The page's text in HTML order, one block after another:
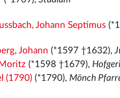
Johann Septimus
Johann (*1597 †1632),
(*1598 †1679),
(1790) (*1790), Mönch